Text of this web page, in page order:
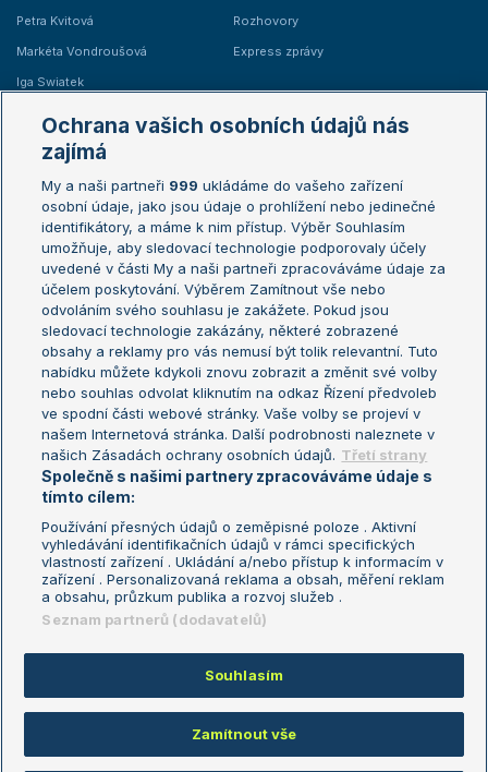
Petra Kvitová
Markéta Vondroušová
Iga Swiatek
Rozhovory
Express zprávy
Žebříčky
Žebříček ATP (muži)
Žebříček WTA (ženy)
Sázkařský žebříček
Australian Open
French Open
Wimbledon
US Open
Turnaj mistrů
Turnaj mistryň
Aktualní trendy
Fotbalové přestupy
Livesport Daily
LS Prague Open
Podmínky užití
Nastavení soukromí
GDPR a žurnalistika
Reklama
Kontakt
Informace o zpracování osobních
údajů
Copyright © 2008-2026 TenisPortal.cz. Využíváme zpravodajství ČTK.
Ochrana vašich osobních údajů nás
zajímá
My a naši partneři 999 ukládáme do vašeho zařízení
osobní údaje, jako jsou údaje o prohlížení nebo jedinečné
identifikátory, a máme k nim přístup. Výběr Souhlasím
umožňuje, aby sledovací technologie podporovaly účely
uvedené v části My a naši partneři zpracováváme údaje za
účelem poskytování. Výběrem Zamítnout vše nebo
odvoláním svého souhlasu je zakážete. Pokud jsou
sledovací technologie zakázány, některé zobrazené
obsahy a reklamy pro vás nemusí být tolik relevantní. Tuto
nabídku můžete kdykoli znovu zobrazit a změnit své volby
nebo souhlas odvolat kliknutím na odkaz Řízení předvoleb
ve spodní části webové stránky. Vaše volby se projeví v
našem Internetová stránka. Další podrobnosti naleznete v
našich Zásadách ochrany osobních údajů. Třetí strany
Společně s našimi partnery zpracováváme údaje s
tímto cílem:
Používání přesných údajů o zeměpisné poloze . Aktivní
vyhledávání identifikačních údajů v rámci specifických
vlastností zařízení . Ukládání a/nebo přístup k informacím v
zařízení . Personalizovaná reklama a obsah, měření reklam
a obsahu, průzkum publika a rozvoj služeb .
Seznam partnerů (dodavatelů)
Souhlasím
Zamítnout vše